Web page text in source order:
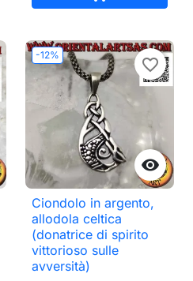
-12%

favorite_border
Ciondolo in argento,
allodola celtica
(donatrice di spirito
vittorioso sulle
avversità)